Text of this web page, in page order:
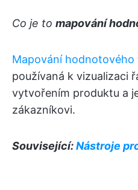
Co je to mapování
Mapování hodnotového
používaná k vizualizaci
vytvořením produktu a
zákazníkovi.
Související:Nástroje